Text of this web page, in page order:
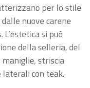
per lo stile
nuove carene
si può
della selleria, del
striscia
con teak.